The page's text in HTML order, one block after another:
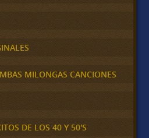
MILONGAS CANCIONES
DE LOS 40 Y 50'S